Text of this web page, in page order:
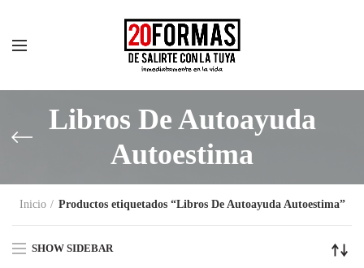
Libros De Autoayuda
Autoestima
Inicio Productos etiquetados “Libros De Autoayuda Autoestima”
SHOW SIDEBAR